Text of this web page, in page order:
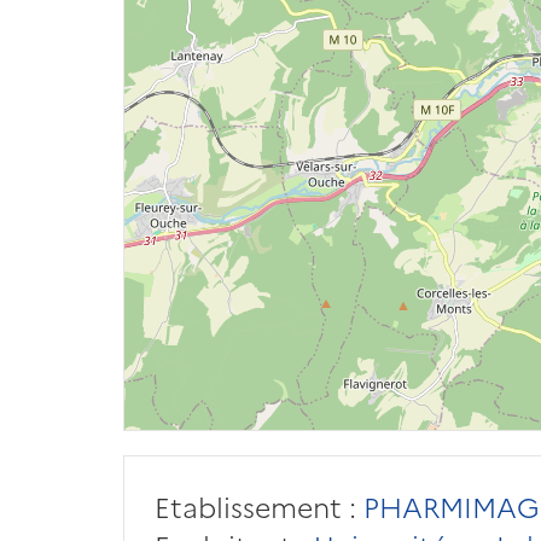
Etablissement :